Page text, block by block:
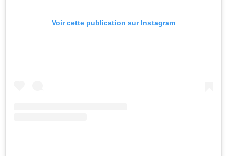
Voir cette publication sur Instagram